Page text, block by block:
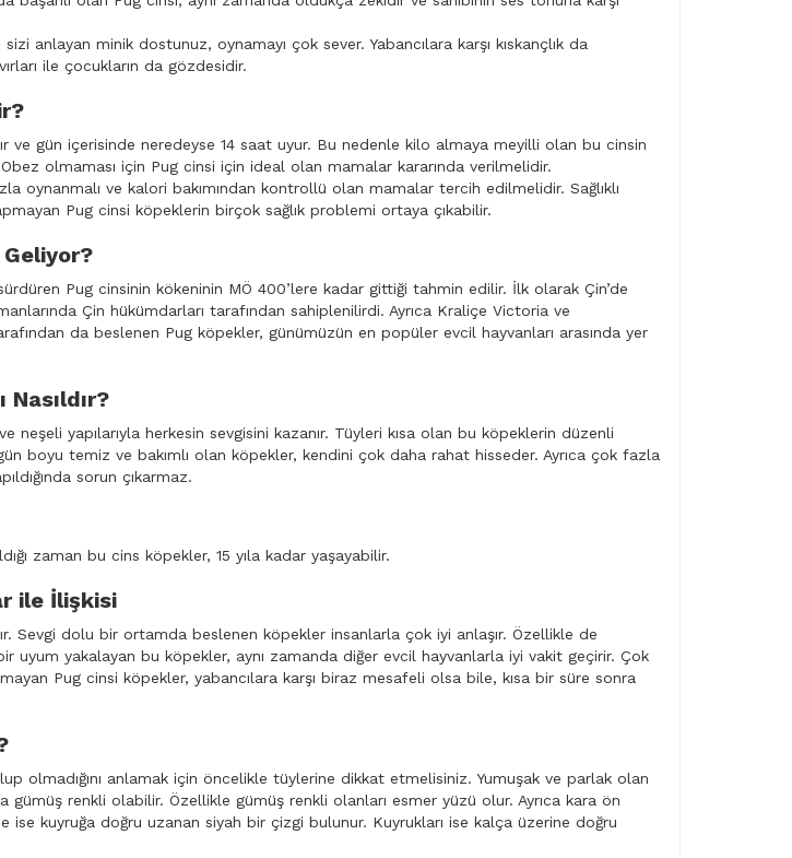
anlayan minik dostunuz, oynamayı çok sever. Yabancılara karşı kıskançlık da
ile çocukların da gözdesidir.
ve gün içerisinde neredeyse 14 saat uyur. Bu nedenle kilo almaya meyilli olan bu cinsin
olmaması için Pug cinsi için ideal olan mamalar kararında verilmelidir.
oynanmalı ve kalori bakımından kontrollü olan mamalar tercih edilmelidir. Sağlıklı
Pug cinsi köpeklerin birçok sağlık problemi ortaya çıkabilir.
Pug cinsinin kökeninin MÖ 400’lere kadar gittiği tahmin edilir. İlk olarak Çin’de
Çin hükümdarları tarafından sahiplenilirdi. Ayrıca Kraliçe Victoria ve
da beslenen Pug köpekler, günümüzün en popüler evcil hayvanları arasında yer
Nasıldır?
neşeli yapılarıyla herkesin sevgisini kazanır. Tüyleri kısa olan bu köpeklerin düzenli
boyu temiz ve bakımlı olan köpekler, kendini çok daha rahat hisseder. Ayrıca çok fazla
sorun çıkarmaz.
zaman bu cins köpekler, 15 yıla kadar yaşayabilir.
ile İlişkisi
Sevgi dolu bir ortamda beslenen köpekler insanlarla çok iyi anlaşır. Özellikle de
uyum yakalayan bu köpekler, aynı zamanda diğer evcil hayvanlarla iyi vakit geçirir. Çok
Pug cinsi köpekler, yabancılara karşı biraz mesafeli olsa bile, kısa bir süre sonra
olmadığını anlamak için öncelikle tüylerine dikkat etmelisiniz. Yumuşak ve parlak olan
gümüş renkli olabilir. Özellikle gümüş renkli olanları esmer yüzü olur. Ayrıca kara ön
ise kuyruğa doğru uzanan siyah bir çizgi bulunur. Kuyrukları ise kalça üzerine doğru